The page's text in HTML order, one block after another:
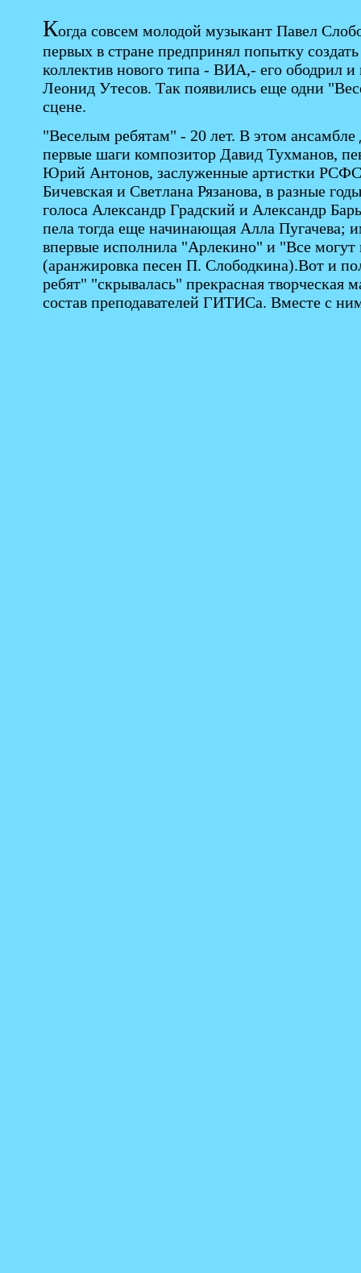
Когда совсем молодой музыкант Павел
первых в стране предпринял попытку
коллектив нового типа - ВИА,- его ободрил и
Леонид Утесов. Так появились еще одни
сцене.
"Веселым ребятам" - 20 лет. В этом ансамбле
первые шаги композитор Давид Тухманов,
Юрий Антонов, заслуженные артистки
Бичевская и Светлана Рязанова, в разные
голоса Александр Градский и Александр
пела тогда еще начинающая Алла Пугачева;
впервые исполнила "Арлекино" и "Все могут
(аранжировка песен П. Слободкина).Вот и
ребят" "скрывалась" прекрасная творческая
состав преподавателей ГИТИСа. Вместе с